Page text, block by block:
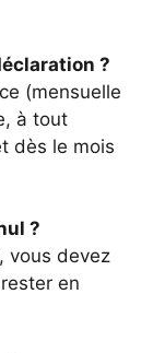
?
(mensuelle
à tout
dès le mois
?
vous devez
en